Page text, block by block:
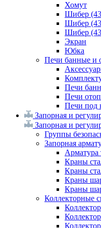
Хомут
Шибер
Шибер
Шибер
Экран
Юбка
Печи банные и
Печи
Печи
Печи под
Запорная и
Запорная и
Группы
Запорная
Арматура
Краны
Краны
Краны
Краны
Коллекторные